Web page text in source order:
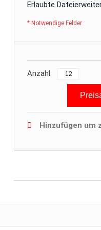
Erlaubte
* Notwendige Felder
Anzahl:
Hinzufügen um